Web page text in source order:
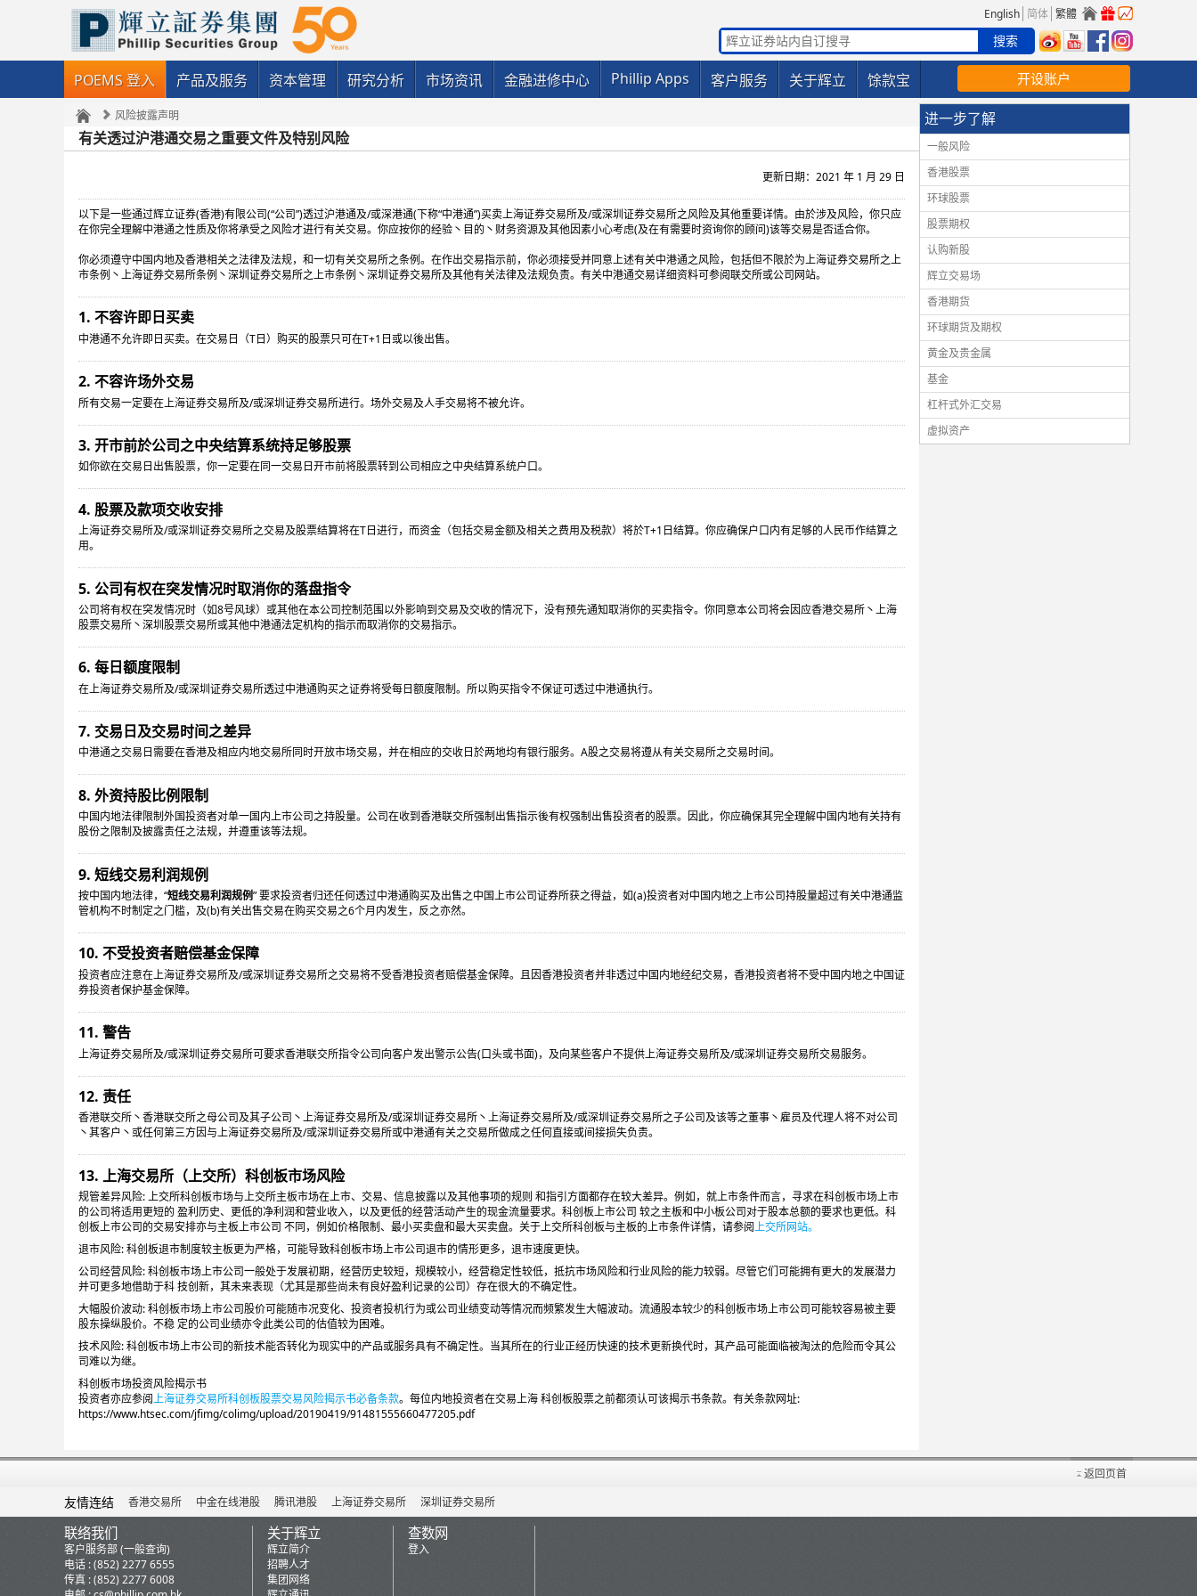
English 简体 繁體
POEMS 登入 产品及服务 资本管理 研究分析 市场资讯 金融进修中心 Phillip Apps 客户服务 关于辉立 馀款宝 开设账户
风险披露声明
有关透过沪港通交易之重要文件及特别风险
更新日期：2021 年 1 月 29 日
以下是一些通过辉立证券(香港)有限公司(“公司”)透过沪港通及/或深港通(下称“中港通”)买卖上海证券交易所及/或深圳证券交易所之风险及其他重要详情。由於涉及风险，你只应
在你完全理解中港通之性质及你将承受之风险才进行有关交易。你应按你的经验丶目的丶财务资源及其他因素小心考虑(及在有需要时资询你的顾问)该等交易是否适合你。
你必须遵守中国内地及香港相关之法律及法规，和一切有关交易所之条例。在作出交易指示前，你必须接受并同意上述有关中港通之风险，包括但不限於为上海证券交易所之上
市条例丶上海证券交易所条例丶深圳证券交易所之上市条例丶深圳证券交易所及其他有关法律及法规负责。有关中港通交易详细资料可参阅联交所或公司网站。
1. 不容许即日买卖
中港通不允许即日买卖。在交易日（T日）购买的股票只可在T+1日或以後出售。
2. 不容许场外交易
所有交易一定要在上海证券交易所及/或深圳证券交易所进行。场外交易及人手交易将不被允许。
3. 开市前於公司之中央结算系统持足够股票
如你欲在交易日出售股票，你一定要在同一交易日开市前将股票转到公司相应之中央结算系统户口。
4. 股票及款项交收安排
上海证券交易所及/或深圳证券交易所之交易及股票结算将在T日进行，而资金（包括交易金额及相关之费用及税款）将於T+1日结算。你应确保户口内有足够的人民币作结算之
用。
5. 公司有权在突发情况时取消你的落盘指令
公司将有权在突发情况时（如8号风球）或其他在本公司控制范围以外影响到交易及交收的情况下，没有预先通知取消你的买卖指令。你同意本公司将会因应香港交易所丶上海
股票交易所丶深圳股票交易所或其他中港通法定机构的指示而取消你的交易指示。
6. 每日额度限制
在上海证券交易所及/或深圳证券交易所透过中港通购买之证券将受每日额度限制。所以购买指令不保证可透过中港通执行。
7. 交易日及交易时间之差异
中港通之交易日需要在香港及相应内地交易所同时开放市场交易，并在相应的交收日於两地均有银行服务。A股之交易将遵从有关交易所之交易时间。
8. 外资持股比例限制
中国内地法律限制外国投资者对单一国内上市公司之持股量。公司在收到香港联交所强制出售指示後有权强制出售投资者的股票。因此，你应确保其完全理解中国内地有关持有
股份之限制及披露责任之法规，并遵重该等法规。
9. 短线交易利润规例
按中国内地法律，“短线交易利润规例” 要求投资者归还任何透过中港通购买及出售之中国上市公司证券所获之得益，如(a)投资者对中国内地之上市公司持股量超过有关中港通监
管机构不时制定之门槛，及(b)有关出售交易在购买交易之6个月内发生，反之亦然。
10. 不受投资者赔偿基金保障
投资者应注意在上海证券交易所及/或深圳证券交易所之交易将不受香港投资者赔偿基金保障。且因香港投资者并非透过中国内地经纪交易，香港投资者将不受中国内地之中国证
券投资者保护基金保障。
11. 警告
上海证券交易所及/或深圳证券交易所可要求香港联交所指令公司向客户发出警示公告(口头或书面)，及向某些客户不提供上海证券交易所及/或深圳证券交易所交易服务。
12. 责任
香港联交所丶香港联交所之母公司及其子公司丶上海证券交易所及/或深圳证券交易所丶上海证券交易所及/或深圳证券交易所之子公司及该等之董事丶雇员及代理人将不对公司
丶其客户丶或任何第三方因与上海证券交易所及/或深圳证券交易所或中港通有关之交易所做成之任何直接或间接损失负责。
13. 上海交易所（上交所）科创板市场风险
规管差异风险: 上交所科创板市场与上交所主板市场在上市、交易、信息披露以及其他事项的规则 和指引方面都存在较大差异。例如，就上市条件而言，寻求在科创板市场上市
的公司将适用更短的 盈利历史、更低的净利润和营业收入，以及更低的经营活动产生的现金流量要求。科创板上市公司 较之主板和中小板公司对于股本总额的要求也更低。科
创板上市公司的交易安排亦与主板上市公司 不同，例如价格限制、最小买卖盘和最大买卖盘。关于上交所科创板与主板的上市条件详情，请参阅上交所网站。
退市风险: 科创板退市制度较主板更为严格，可能导致科创板市场上市公司退市的情形更多，退市速度更快。
公司经营风险: 科创板市场上市公司一般处于发展初期，经营历史较短，规模较小，经营稳定性较低，抵抗市场风险和行业风险的能力较弱。尽管它们可能拥有更大的发展潜力
并可更多地借助于科 技创新，其未来表现（尤其是那些尚未有良好盈利记录的公司）存在很大的不确定性。
大幅股价波动: 科创板市场上市公司股价可能随市况变化、投资者投机行为或公司业绩变动等情况而频繁发生大幅波动。流通股本较少的科创板市场上市公司可能较容易被主要
股东操纵股价。不稳 定的公司业绩亦令此类公司的估值较为困难。
技术风险: 科创板市场上市公司的新技术能否转化为现实中的产品或服务具有不确定性。当其所在的行业正经历快速的技术更新换代时，其产品可能面临被淘汰的危险而令其公
司难以为继。
科创板市场投资风险揭示书
投资者亦应参阅上海证券交易所科创板股票交易风险揭示书必备条款。每位内地投资者在交易上海 科创板股票之前都须认可该揭示书条款。有关条款网址:
https://www.htsec.com/jfimg/colimg/upload/20190419/91481555660477205.pdf
进一步了解
一般风险
香港股票
环球股票
股票期权
认购新股
辉立交易场
香港期货
环球期货及期权
黄金及贵金属
基金
杠杆式外汇交易
虚拟资产
返回页首
友情连结 香港交易所 中金在线港股 腾讯港股 上海证券交易所 深圳证券交易所
联络我们
客户服务部 (一般查询)
电话 : (852) 2277 6555
传真 : (852) 2277 6008
关于辉立
辉立简介
招聘人才
集团网络
查数网
登入